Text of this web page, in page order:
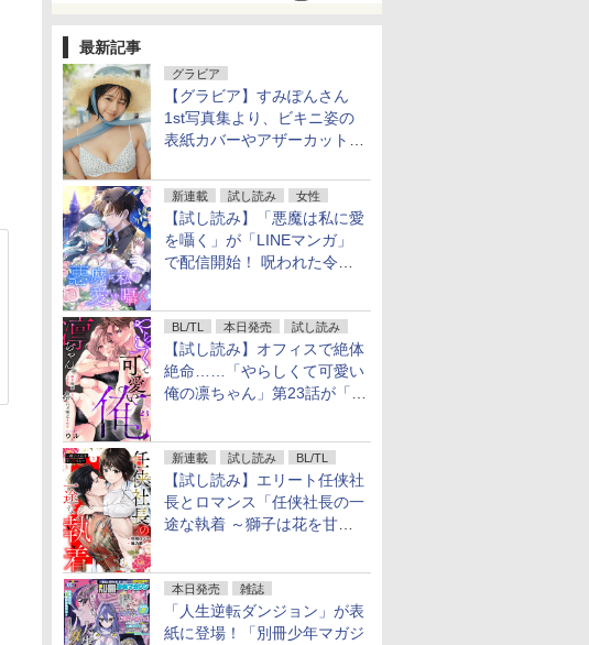
最新記事
グラビア
【グラビア】すみぽんさん
1st写真集より、ビキニ姿の
表紙カバーやアザーカットを
新連載 試し読み 女性
【試し読み】「悪魔は私に愛
を囁く」が「LINEマンガ」
で配信開始！ 呪われた令嬢×
BL/TL 本日発売 試し読み
【試し読み】オフィスで絶体
絶命……「やらしくて可愛い
俺の凛ちゃん」第23話が「コ
新連載 試し読み BL/TL
【試し読み】エリート任侠社
長とロマンス「任侠社長の一
途な執着 ～獅子は花を甘く
本日発売 雑誌
「人生逆転ダンジョン」が表
紙に登場！「別冊少年マガジ